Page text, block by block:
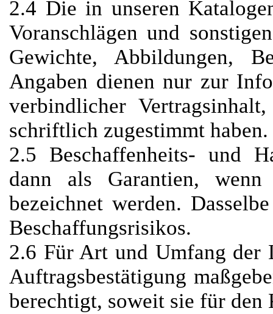
2.4 Die in unseren
Voranschlägen und
Gewichte, Abbildungen,
Angaben dienen nur zur
verbindlicher
schriftlich zugestimmt haben.
2.5 Beschaffenheits- und
dann als Garantien,
bezeichnet werden.
Beschaffungsrisikos.
2.6 Für Art und Umfang der
Auftragsbestätigung
berechtigt, soweit sie für den